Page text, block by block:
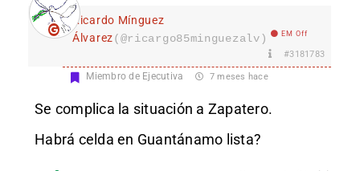
Ricardo Mínguez
Álvarez(@ricargo85minguezalv) EM Off
#3181783
Miembro de Ejecutiva 7 meses hace
Se complica la situación a Zapatero.
Habrá celda en Guantánamo lista?